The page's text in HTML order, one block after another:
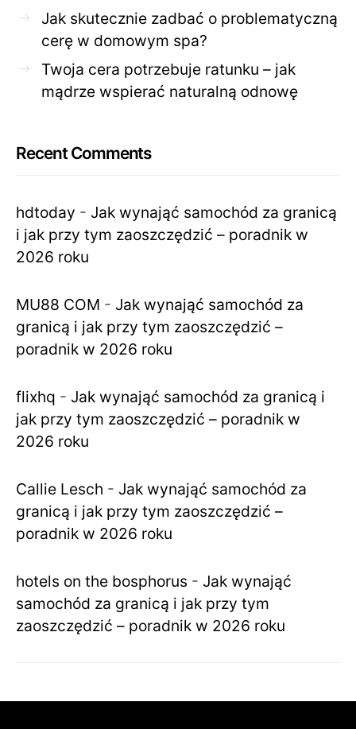
Jak skutecznie zadbać o problematyczną
cerę w domowym spa?
Twoja cera potrzebuje ratunku – jak
mądrze wspierać naturalną odnowę
Recent Comments
hdtoday - Jak wynająć samochód za granicą
i jak przy tym zaoszczędzić – poradnik w
2026 roku
MU88 COM - Jak wynająć samochód za
granicą i jak przy tym zaoszczędzić –
poradnik w 2026 roku
flixhq - Jak wynająć samochód za granicą i
jak przy tym zaoszczędzić – poradnik w
2026 roku
Callie Lesch - Jak wynająć samochód za
granicą i jak przy tym zaoszczędzić –
poradnik w 2026 roku
hotels on the bosphorus - Jak wynająć
samochód za granicą i jak przy tym
zaoszczędzić – poradnik w 2026 roku